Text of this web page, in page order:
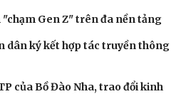
"chạm Gen Z" trên đa nền tảng
dân ký kết hợp tác truyền thông
của Bồ Đào Nha, trao đổi kinh